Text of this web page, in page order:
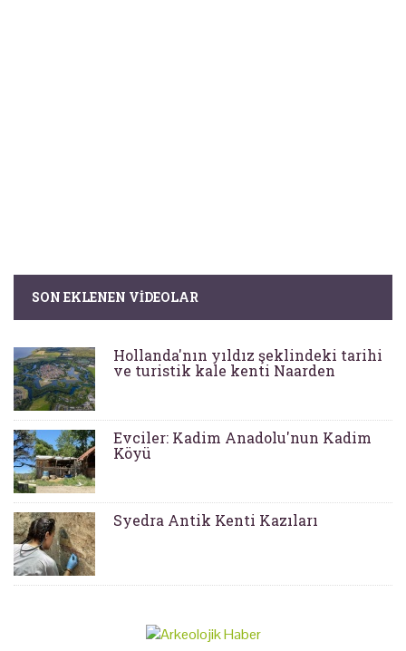
SON EKLENEN VIDEOLAR
Hollanda'nın yıldız şeklindeki tarihi
ve turistik kale kenti Naarden
Evciler: Kadim Anadolu'nun Kadim
Köyü
Syedra Antik Kenti Kazıları